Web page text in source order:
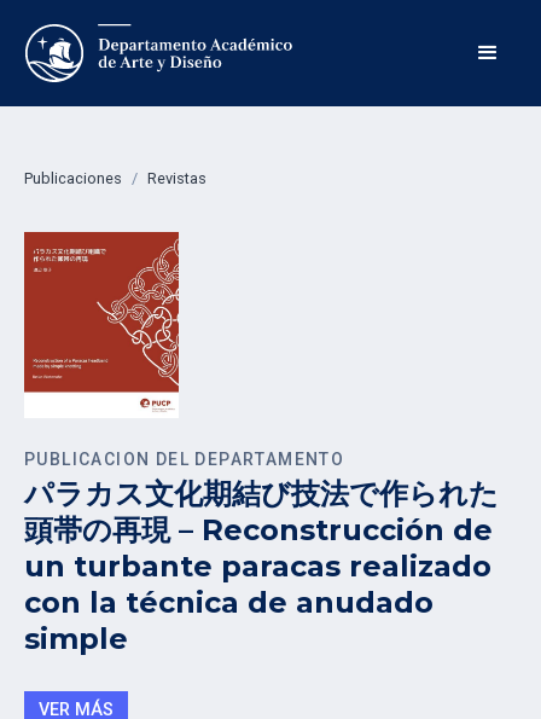
Publicaciones / Revistas
PUBLICACION DEL DEPARTAMENTO
パラカス文化期結び技法で作られた
頭帯の再現 – Reconstrucción de
un turbante paracas realizado
con la técnica de anudado
simple
VER MÁS